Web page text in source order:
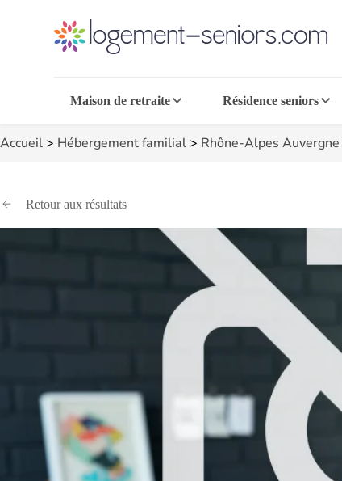
Maison de retraite Résidence seniors
Accueil> Hébergement familial> Rhône-Alpes Auvergne
Retour aux résultats